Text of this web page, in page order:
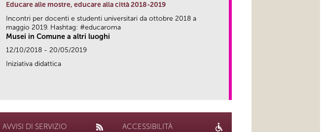
Educare alle mostre, educare alla città 2018-2019
Incontri per docenti e studenti universitari da ottobre 2018 a
maggio 2019. Hashtag: #educaroma
Musei in Comune a altri luoghi
12/10/2018 - 20/05/2019
Iniziativa didattica
AVVISI DI SERVIZIO ACCESSIBILITÀ